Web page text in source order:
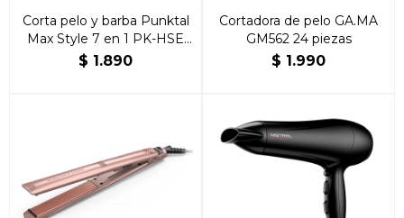
Corta pelo y barba Punktal
Max Style 7 en 1 PK-HSE
2115
$ 1.890
Cortadora de pelo GA.MA
GM562 24 piezas
$ 1.990